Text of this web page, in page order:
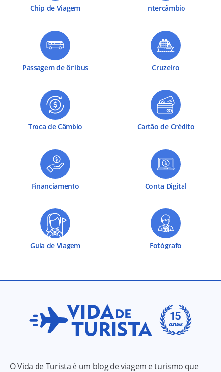
Chip de Viagem Intercâmbio
Passagem de ônibus Cruzeiro
Troca de Câmbio Cartão de Crédito
Financiamento Conta Digital
Guia de Viagem Fotógrafo
O Vida de Turista é um blog de viagem e turismo que